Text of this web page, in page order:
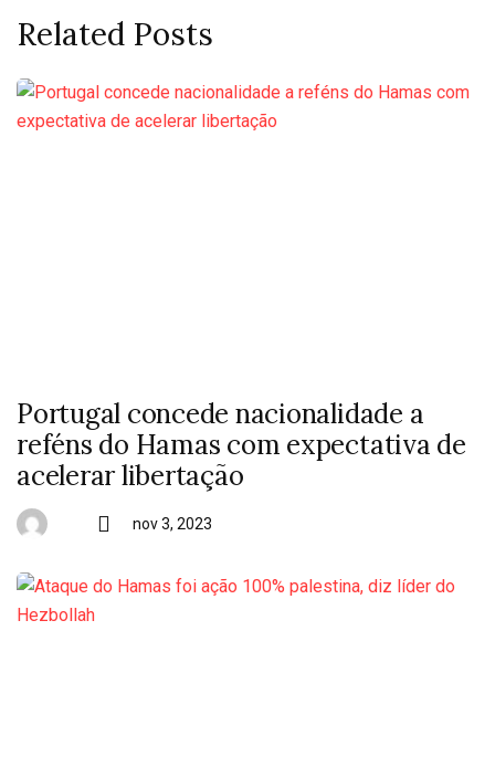
Related Posts
Portugal concede nacionalidade a
reféns do Hamas com expectativa de
acelerar libertação
nov 3, 2023